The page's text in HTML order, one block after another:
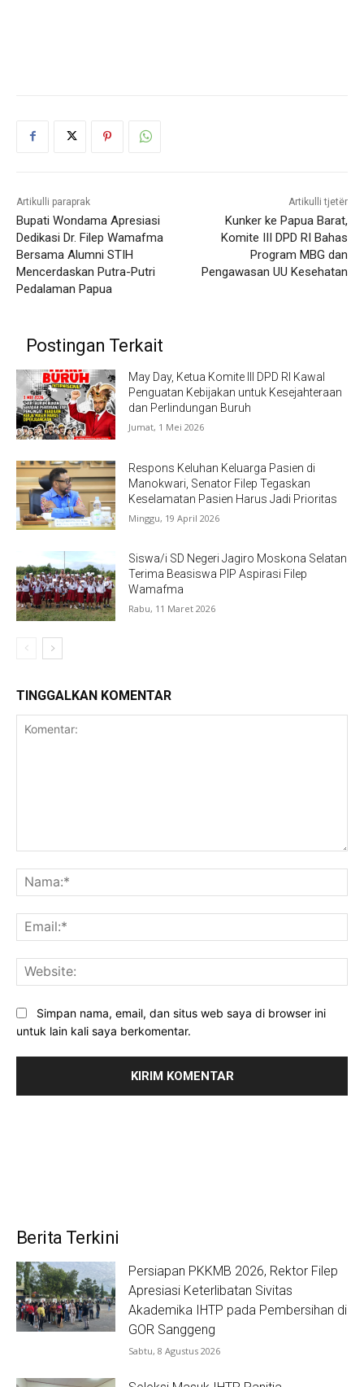
Artikulli paraprak
Bupati Wondama Apresiasi
Dedikasi Dr. Filep Wamafma
Bersama Alumni STIH
Mencerdaskan Putra-Putri
Pedalaman Papua
Artikulli tjetër
Kunker ke Papua Barat,
Komite III DPD RI Bahas
Program MBG dan
Pengawasan UU Kesehatan
Postingan Terkait
May Day, Ketua Komite III DPD RI Kawal
Penguatan Kebijakan untuk Kesejahteraan
dan Perlindungan Buruh
Jumat, 1 Mei 2026
Respons Keluhan Keluarga Pasien di
Manokwari, Senator Filep Tegaskan
Keselamatan Pasien Harus Jadi Prioritas
Minggu, 19 April 2026
Siswa/i SD Negeri Jagiro Moskona Selatan
Terima Beasiswa PIP Aspirasi Filep
Wamafma
Rabu, 11 Maret 2026
TINGGALKAN KOMENTAR
Simpan nama, email, dan situs web saya di browser ini
untuk lain kali saya berkomentar.
Berita Terkini
Persiapan PKKMB 2026, Rektor Filep
Apresiasi Keterlibatan Sivitas
Akademika IHTP pada Pembersihan di
GOR Sanggeng
Sabtu, 8 Agustus 2026